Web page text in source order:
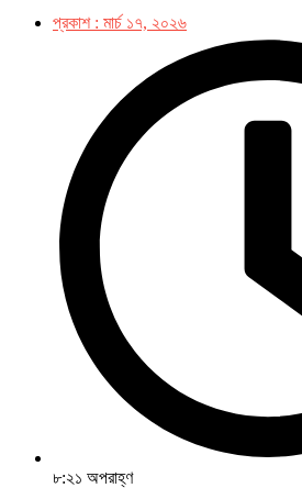
প্রকাশ : মার্চ ১৭, ২০২৬
৮:২১ অপরাহ্ণ